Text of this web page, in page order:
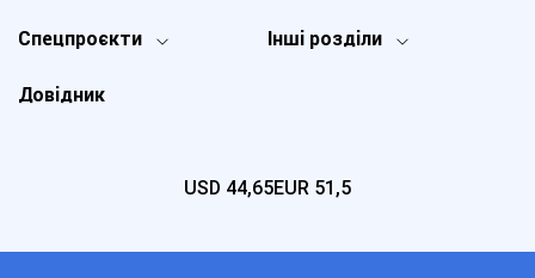
Спецпроєкти Інші розділи
Довідник
USD 44,65EUR 51,5